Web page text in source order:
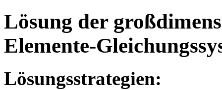
Lösung der
Elemente-
Lösungsstrategien: